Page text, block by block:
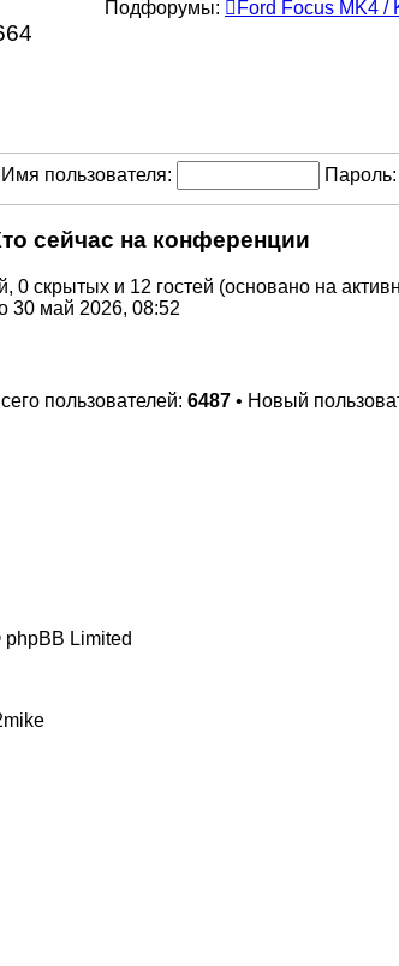
Подфорумы:
Ford Focus MK4 /
Имя пользователя: Пароль:
сейчас на конференции
0 скрытых и 12 гостей (основано на
30 май 2026, 08:52
пользователей: 6487 • Новый
Limited